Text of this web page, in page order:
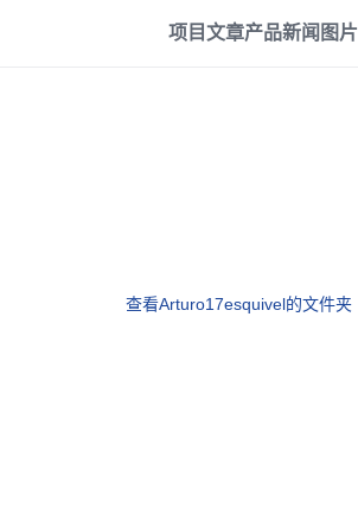
项目文章产品新闻 图片
查看Arturo17esquivel的文件夹